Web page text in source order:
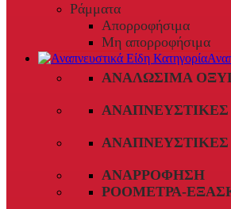
Ράμματα
Απορροφήσιμα
Μη απορροφήσιμα
ΑΝΑΛΏΣΙΜΑ
ΑΝΑΡΡΌΦΗΣΗ
ΡΟΌΜΕΤΡΑ-